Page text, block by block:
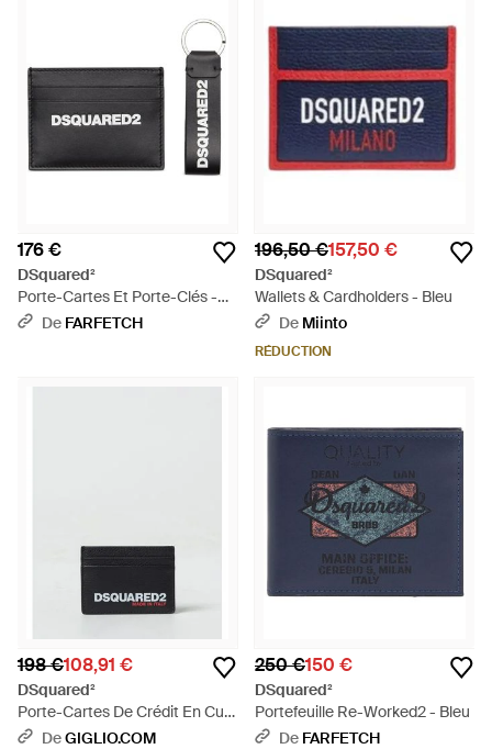
176 €
DSquared²
Porte-Cartes Et Porte-Clés -
NoirDe FARFETCH
196,50 €157,50 €
DSquared²
Wallets & Cardholders - Bleu
De Miinto
RÉDUCTION
198 €108,91 €
DSquared²
Porte-Cartes De Crédit En Cuir
Grainé - Blanc
DeGIGLIO.COM
250 €150 €
DSquared²
Portefeuille Re-Worked2 - Bleu
De FARFETCH